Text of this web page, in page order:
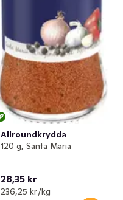
Allroundkrydda
120 g, Santa Maria
28,35 kr
236,25 kr /kg